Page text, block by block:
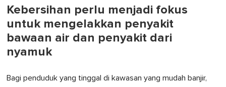
minute,
0
Kebersihan perlu menjadi fokus
untuk mengelakkan penyakit
bawaan air dan penyakit dari
nyamuk
Bagi penduduk yang tinggal di kawasan yang mudah banjir,